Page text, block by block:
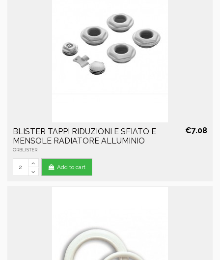
BLISTER TAPPI RIDUZIONI E SFIATO E
MENSOLE RADIATORE ALLUMINIO
ORBLISTER
€7.08
Add to cart